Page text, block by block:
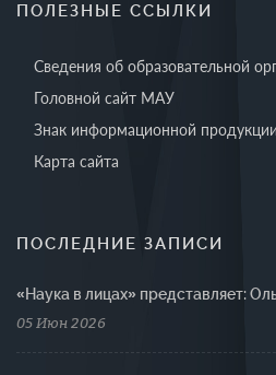
ПОЛЕЗНЫЕ ССЫЛКИ
Сведения об образовательной
Головной сайт МАУ
Знак информационной
Карта сайта
ПОСЛЕДНИЕ ЗАПИСИ
«Наука в лицах» представляет:
05 Июн 2026